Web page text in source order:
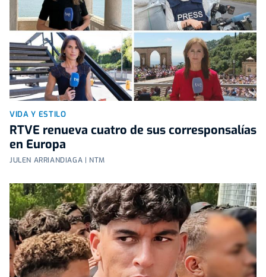
VIDA Y ESTILO
RTVE renueva cuatro de sus corresponsalías
en Europa
JULEN ARRIANDIAGA | NTM